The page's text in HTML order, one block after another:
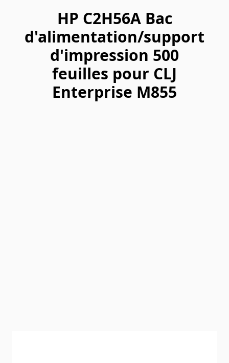
HP C2H56A Bac
d'alimentation/support
d'impression 500
feuilles pour CLJ
Enterprise M855